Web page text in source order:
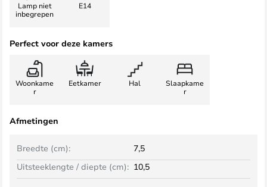
Lamp niet
inbegrepen
E14
Perfect voor deze kamers
Woonkame
r
Eetkamer Hal
Slaapkame
r
Afmetingen
Breedte (cm):
7,5
Uitsteeklengte / diepte (cm): 10,5